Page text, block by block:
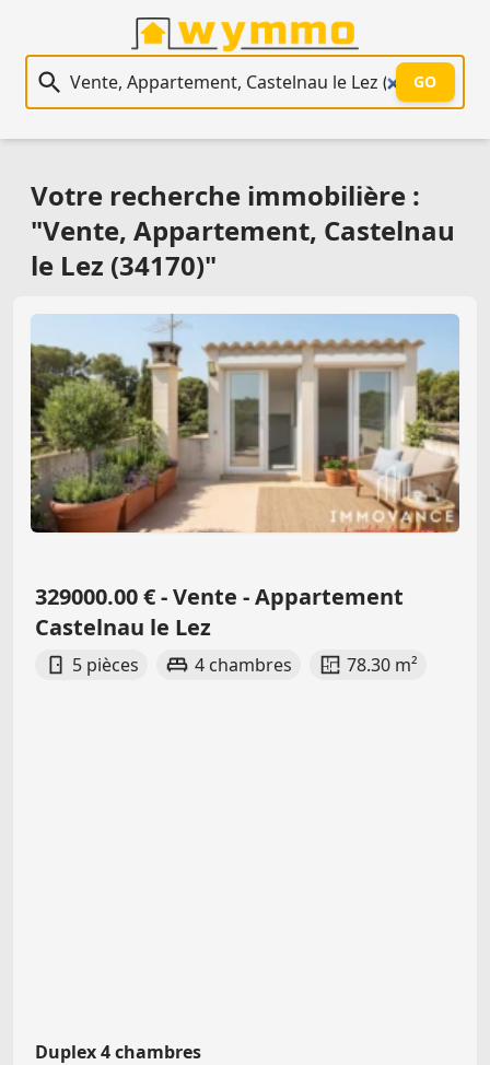
Recherche immobilière
GO
Votre recherche immobilière :
"Vente, Appartement, Castelnau
le Lez (34170)"
329000.00 € - Vente - Appartement
Castelnau le Lez
5 pièces 4 chambres 78.30 m²
Duplex 4 chambres